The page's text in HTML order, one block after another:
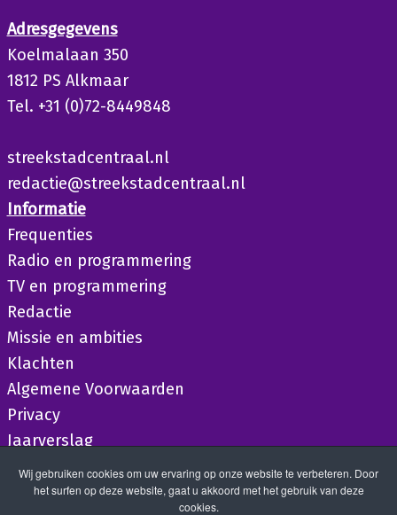
Adresgegevens
Koelmalaan 350
1812 PS Alkmaar
Tel. +31 (0)72-8449848
streekstadcentraal.nl
redactie@streekstadcentraal.nl
Informatie
Frequenties
Radio en programmering
TV en programmering
Redactie
Missie en ambities
Klachten
Algemene Voorwaarden
Privacy
Jaarverslag
Wij gebruiken cookies om uw ervaring op onze website te verbeteren. Door
het surfen op deze website, gaat u akkoord met het gebruik van deze
cookies.